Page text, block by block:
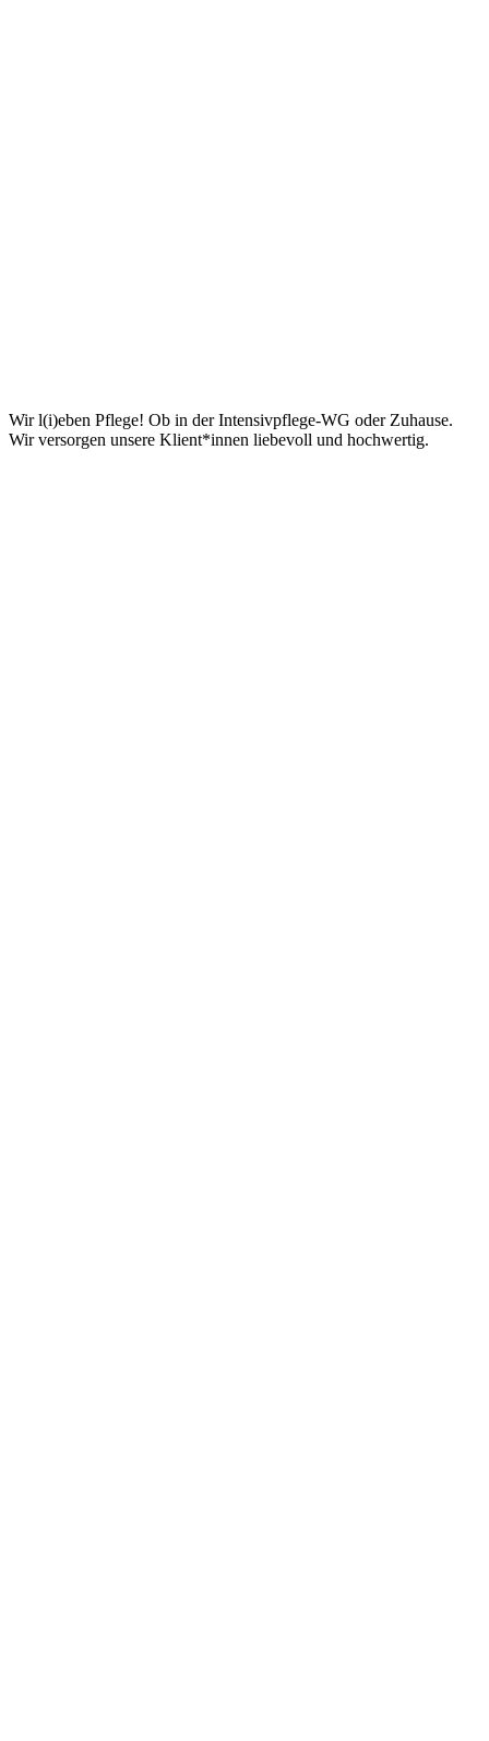
Wir l(i)eben Pflege! Ob in der Intensivpflege-WG oder Zuhause.
Wir versorgen unsere Klient*innen liebevoll und hochwertig.